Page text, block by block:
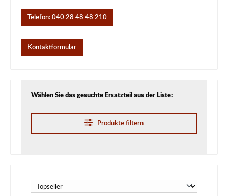
Telefon: 040 28 48 48 210
Kontaktformular
Wählen Sie das gesuchte Ersatzteil aus der Liste:
Produkte filtern